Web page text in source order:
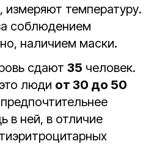
измеряют температуру.
соблюдени­ем
нали­чием маски.
сдают 35 человек.
люди от 30 до 50
в ней, в отличие